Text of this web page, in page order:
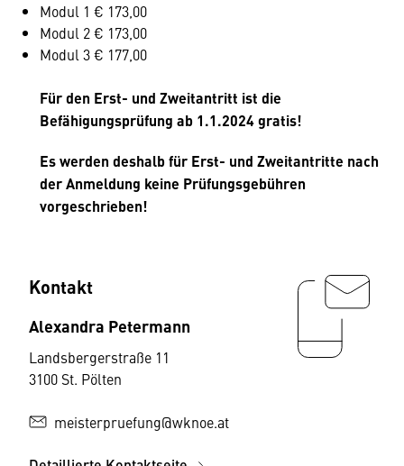
Modul 1 € 173,00
Modul 2 € 173,00
Modul 3 € 177,00
Für den Erst- und Zweitantritt ist die
Befähigungsprüfung ab 1.1.2024 gratis!
Es werden deshalb für Erst- und Zweitantritte nach
der Anmeldung keine Prüfungsgebühren
vorgeschrieben!
Kontakt
Alexandra Petermann
Landsbergerstraße 11
3100 St. Pölten
meisterpruefung@wknoe.at